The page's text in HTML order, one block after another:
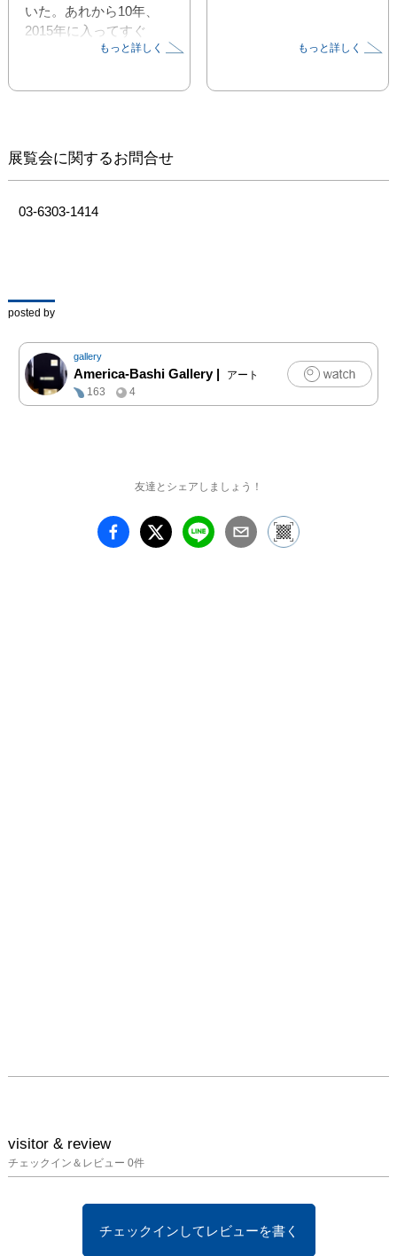
いた。あれから10年、
2015年に入ってすぐ
に“キューバとアメリカ
渉を急速に進めてい
自体はとても素晴らしい
事だが、それは同時に長
終止符を打つことをも示
る1940年代や50年代のア
メリカ製のクルマ、サン
チャゴ・デ・クーバやト
リニダーなどの地方都市
の路地裏に流れる音楽、
人懐っこい笑顔の人々、
バは懐かしくも確実に変
ラの箱はすでに開けられ
たのだ。2015年に再訪し
もっと詳しく もっと詳しく
展覧会に関するお問合せ
03-6303-1414
posted by
gallery
America-Bashi Gallery|
アート
163
4
友達とシェアしましょう！
visitor & review
チェックイン＆レビュー 0件
チェックインしてレビューを書く